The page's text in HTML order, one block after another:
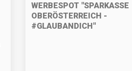
WERBESPOT "SPARKASSE
OBERÖSTERREICH -
#GLAUBANDICH"